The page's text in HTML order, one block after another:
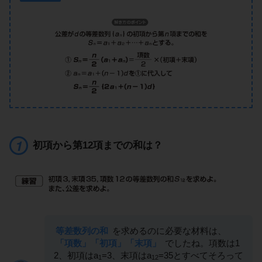
初項から第12項までの和は？
等差数列の和 を求めるのに必要な材料は、
「項数」「初項」「末項」
でしたね。項数は1
2、初項はa1 =3、末項はa12=35とすべてそろって